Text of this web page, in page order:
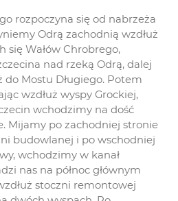
rozpoczyna się od nabrzeża
Odrą zachodnią wzdłuż
Wałów Chrobrego,
nad rzeką Odrą, dalej
do Mostu Długiego. Potem
wzdłuż wyspy Grockiej,
wchodzimy na dość
Mijamy po zachodniej stronie
budowlanej i po wschodniej
wchodzimy w kanał
nas na północ głównym
stoczni remontowej